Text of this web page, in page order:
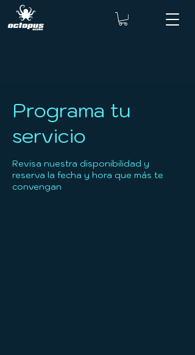
Programa tu
servicio
Revisa nuestra disponibilidad y
reserva la fecha y hora que más te
convengan